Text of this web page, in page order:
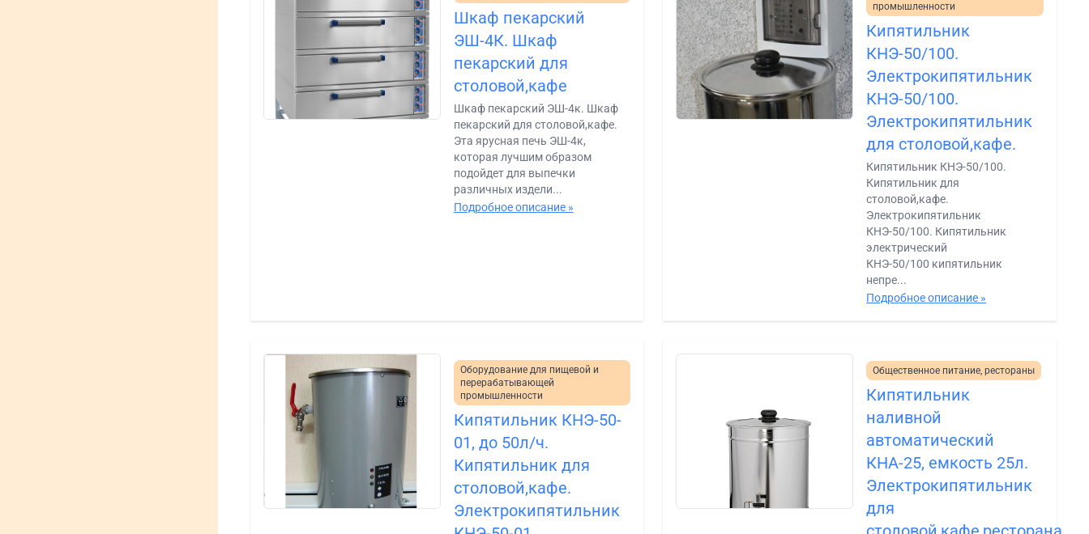
Шкаф пекарский
ЭШ-4К. Шкаф
пекарский для
столовой,кафе
Шкаф пекарский ЭШ-4к. Шкаф
пекарский для столовой,кафе.
Эта ярусная печь ЭШ-4к,
которая лучшим образом
подойдет для выпечки
различных издели...
Подробное описание »
промышленности
Кипятильник
КНЭ-50/100.
Электрокипятильник
КНЭ-50/100.
Электрокипятильник
для столовой,кафе.
Кипятильник КНЭ-50/100.
Кипятильник для
столовой,кафе.
Электрокипятильник
КНЭ-50/100. Кипятильник
электрический
КНЭ-50/100 кипятильник
непре...
Подробное описание »
Оборудование для пищевой и
перерабатывающей
промышленности
Кипятильник КНЭ-50-
01, до 50л/ч.
Кипятильник для
столовой,кафе.
Электрокипятильник
Общественное питание, рестораны
Кипятильник
наливной
автоматический
КНА-25, емкость 25л.
Электрокипятильник
для